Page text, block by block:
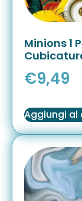
Minions 1
€9,49
Aggiungi al